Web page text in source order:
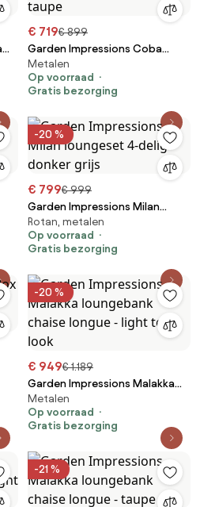
€ 719€ 899
Garden Impressions Coba
loungebank 3-zits - taupe
Metalen
Op voorraad
Gratis bezorging
-20 %
€ 799€ 999
Garden Impressions Milan
loungeset 4-delig - donker grijs
Rotan, metalen
Op voorraad
Gratis bezorging
-20 %
€ 949€ 1.189
Garden Impressions Malakka
loungebank chaise longue -
light teak look
Metalen
Op voorraad
Gratis bezorging
-21 %